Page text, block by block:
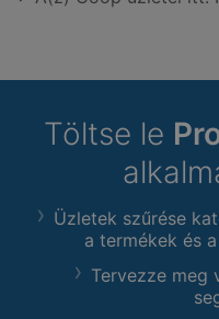
Töltse le
Üzletek szűrése
a termékek és
Tervezze meg